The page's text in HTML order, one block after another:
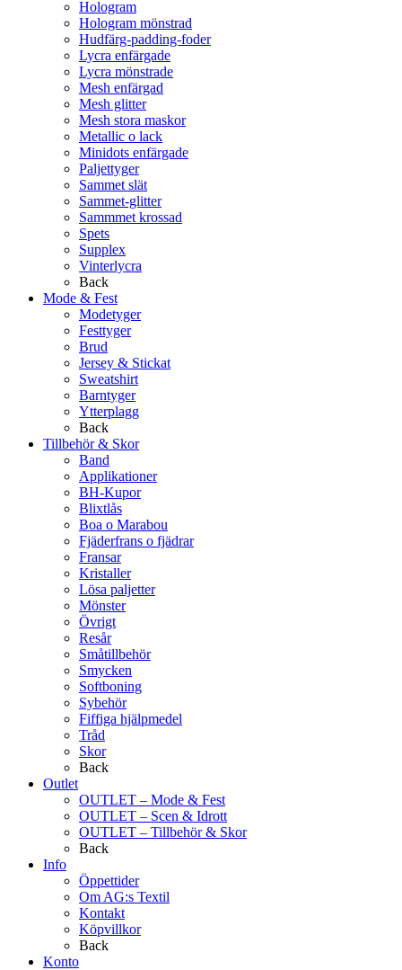
Hologram
Hologram mönstrad
Hudfärg-padding-foder
Lycra enfärgade
Lycra mönstrade
Mesh enfärgad
Mesh glitter
Mesh stora maskor
Metallic o lack
Minidots enfärgade
Paljettyger
Sammet slät
Sammet-glitter
Sammmet krossad
Spets
Supplex
Vinterlycra
Back
Mode & Fest
Modetyger
Festtyger
Brud
Jersey & Stickat
Sweatshirt
Barntyger
Ytterplagg
Back
Tillbehör & Skor
Band
Applikationer
BH-Kupor
Blixtlås
Boa o Marabou
Fjäderfrans o fjädrar
Fransar
Kristaller
Lösa paljetter
Mönster
Övrigt
Resår
Småtillbehör
Smycken
Softboning
Sybehör
Fiffiga hjälpmedel
Tråd
Skor
Back
Outlet
OUTLET – Mode & Fest
OUTLET – Scen & Idrott
OUTLET – Tillbehör & Skor
Back
Info
Öppettider
Om AG:s Textil
Kontakt
Köpvillkor
Back
Konto